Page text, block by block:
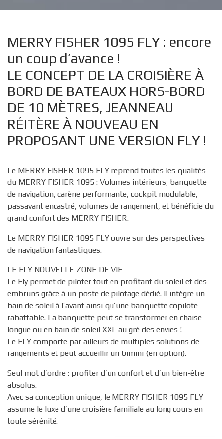
MERRY FISHER 1095 FLY : encore
un coup d’avance !
LE CONCEPT DE LA CROISIÈRE À
BORD DE BATEAUX HORS-BORD
DE 10 MÈTRES, JEANNEAU
RÉITÈRE À NOUVEAU EN
PROPOSANT UNE VERSION FLY !
Le MERRY FISHER 1095 FLY reprend toutes les qualités
du MERRY FISHER 1095 : Volumes intérieurs, banquette
de navigation, carène performante, cockpit modulable,
passavant encastré, volumes de rangement, et bénéficie du
grand confort des MERRY FISHER.
Le MERRY FISHER 1095 FLY ouvre sur des perspectives
de navigation fantastiques.
LE FLY NOUVELLE ZONE DE VIE
Le Fly permet de piloter tout en profitant du soleil et des
embruns grâce à un poste de pilotage dédié. Il intègre un
bain de soleil à l’avant ainsi qu’une banquette copilote
rabattable. La banquette peut se transformer en chaise
longue ou en bain de soleil XXL au gré des envies !
Le FLY comporte par ailleurs de multiples solutions de
rangements et peut accueillir un bimini (en option).
Seul mot d’ordre : profiter d’un confort et d’un bien-être
absolus.
Avec sa conception unique, le MERRY FISHER 1095 FLY
assume le luxe d’une croisière familiale au long cours en
toute sérénité.